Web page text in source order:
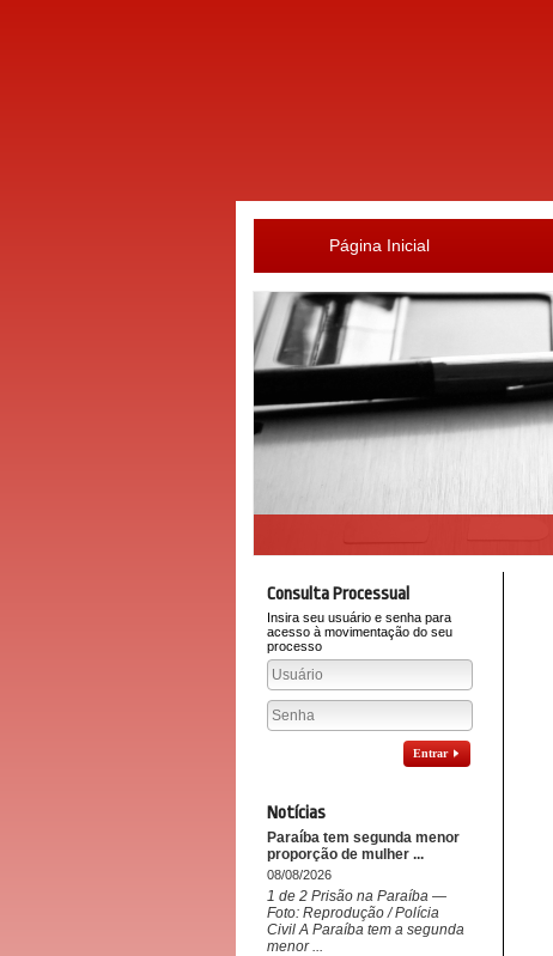
Página Inicial
Consulta Processual
Insira seu usuário e senha para
acesso à movimentação do seu
processo
Entrar
Notícias
Paraíba tem segunda menor
proporção de mulher ...
08/08/2026
1 de 2 Prisão na Paraíba —
Foto: Reprodução / Polícia
Civil A Paraíba tem a segunda
menor ...